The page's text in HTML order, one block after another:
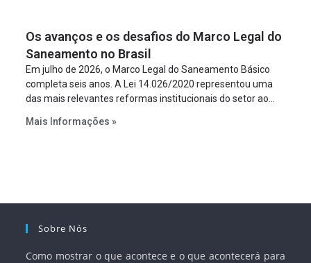
projeto a projeto.
Os avanços e os desafios do Marco Legal do
Saneamento no Brasil
Em julho de 2026, o Marco Legal do Saneamento Básico
completa seis anos. A Lei 14.026/2020 representou uma
das mais relevantes reformas institucionais do setor ao
serviços, ampliar a participação da iniciativa privada,
Mais Informações »
Sobre Nós
Como mostrar o que acontece e o que acontecerá para